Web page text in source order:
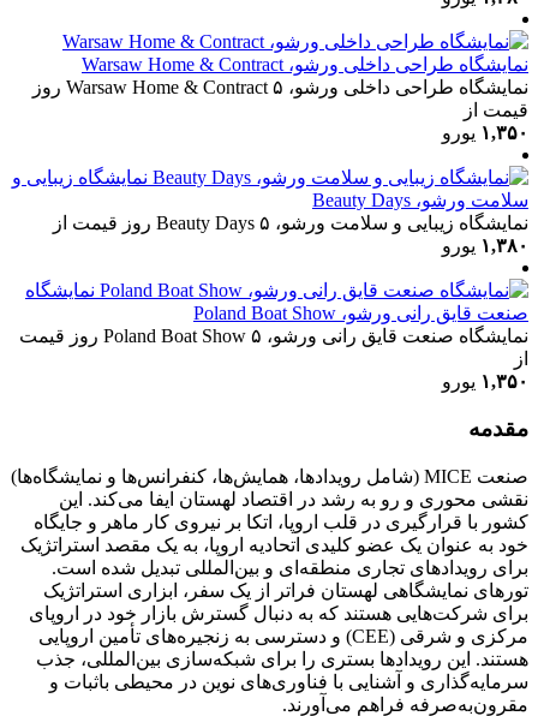
نمایشگاه طراحی داخلی ورشو، Warsaw Home & Contract
نمایشگاه طراحی داخلی ورشو، Warsaw Home & Contract ۵ روز
قیمت از
۱,۳۵۰ یورو
نمایشگاه زیبایی و
سلامت ورشو، Beauty Days
نمایشگاه زیبایی و سلامت ورشو، Beauty Days ۵ روز
قیمت از
۱,۳۸۰ یورو
نمایشگاه
صنعت قایق رانی ورشو، Poland Boat Show
نمایشگاه صنعت قایق رانی ورشو، Poland Boat Show ۵ روز
قیمت
از
۱,۳۵۰ یورو
مقدمه
صنعت MICE (شامل رویدادها، همایش‌ها، کنفرانس‌ها و نمایشگاه‌ها)
نقشی محوری و رو به رشد در اقتصاد لهستان ایفا می‌کند. این
کشور با قرارگیری در قلب اروپا، اتکا بر نیروی کار ماهر و جایگاه
خود به عنوان یک عضو کلیدی اتحادیه اروپا، به یک مقصد استراتژیک
برای رویدادهای تجاری منطقه‌ای و بین‌المللی تبدیل شده است.
تورهای نمایشگاهی لهستان فراتر از یک سفر، ابزاری استراتژیک
برای شرکت‌هایی هستند که به دنبال گسترش بازار خود در اروپای
مرکزی و شرقی (CEE) و دسترسی به زنجیره‌های تأمین اروپایی
هستند. این رویدادها بستری را برای شبکه‌سازی بین‌المللی، جذب
سرمایه‌گذاری و آشنایی با فناوری‌های نوین در محیطی باثبات و
مقرون‌به‌صرفه فراهم می‌آورند.